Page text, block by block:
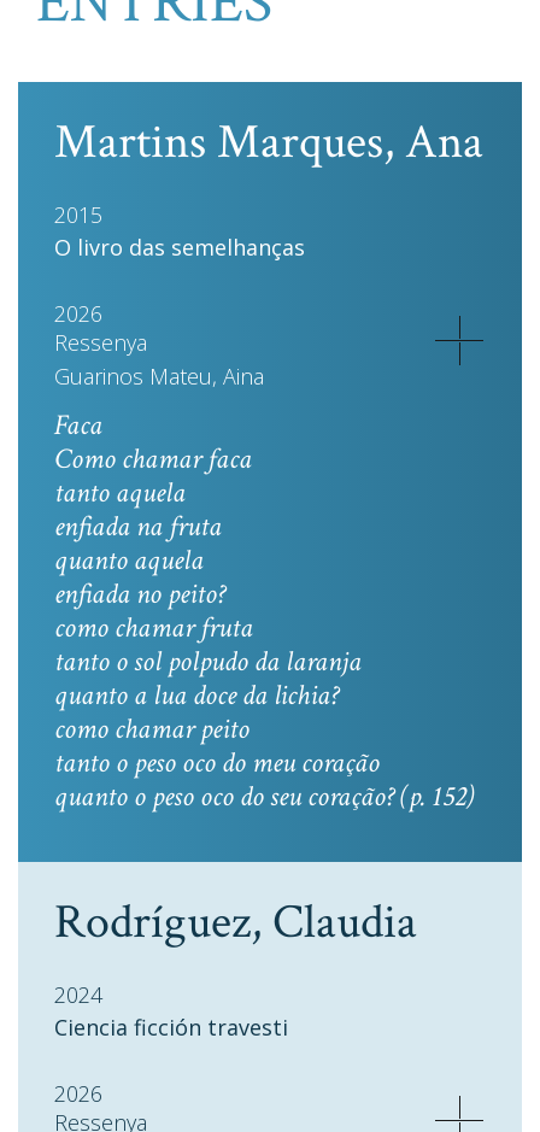
Martins Marques, Ana
2015
O livro das semelhanças
2026
Ressenya
Guarinos Mateu, Aina
Faca
Como chamar faca
tanto aquela
enfiada na fruta
quanto aquela
enfiada no peito?
como chamar fruta
tanto o sol polpudo da laranja
quanto a lua doce da lichia?
como chamar peito
tanto o peso oco do meu coração
quanto o peso oco do seu coração? (p. 152)
Rodríguez, Claudia
2024
Ciencia ficción travesti
2026
Ressenya